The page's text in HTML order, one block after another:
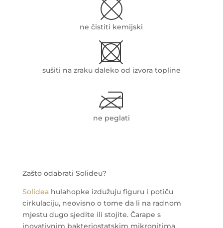
ne čistiti kemijski
sušiti na zraku daleko od izvora topline
ne peglati
Zašto odabrati Solideu?
Solideahulahopke izdužuju figuru i potiču
cirkulaciju, neovisno o tome da li na radnom
mjestu dugo sjedite ili stojite. Čarape s
inovativnim bakteriostatskim mikronitima